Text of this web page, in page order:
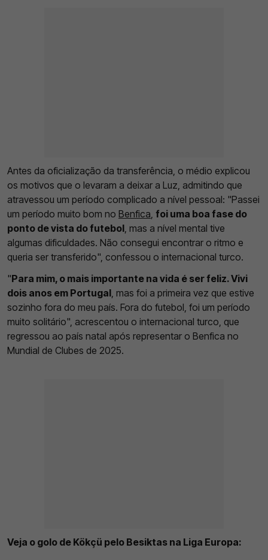
Antes da oficialização da transferência, o médio explicou
os motivos que o levaram a deixar a Luz, admitindo que
atravessou um período complicado a nível pessoal: "Passei
um período muito bom no Benfica foi uma boa fase do
ponto de vista do futebol , mas a nível mental tive
algumas dificuldades. Não consegui encontrar o ritmo e
queria ser transferido", confessou o internacional turco.
"Para mim, o mais importante na vida é ser feliz. Vivi
dois anos em Portugal , mas foi a primeira vez que estive
sozinho fora do meu país. Fora do futebol, foi um período
muito solitário", acrescentou o internacional turco, que
regressou ao país natal após representar o Benfica no
Mundial de Clubes de 2025.
Veja o golo de Kökçü pelo Besiktas na Liga Europa: